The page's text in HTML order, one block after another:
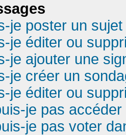
je poster un
je éditer ou
je ajouter une
je créer un
je éditer ou
je pas
je pas voter